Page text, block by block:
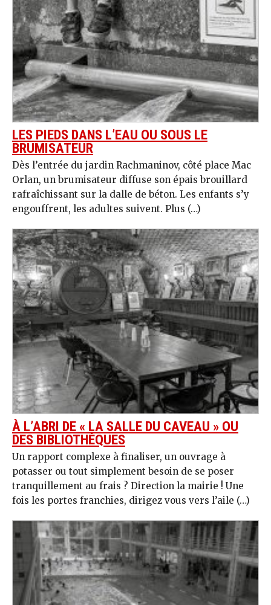
LES PIEDS DANS L’EAU OU SOUS LE
BRUMISATEUR
Dès l’entrée du jardin Rachmaninov, côté place Mac
Orlan, un brumisateur diffuse son épais brouillard
rafraîchissant sur la dalle de béton. Les enfants s’y
engouffrent, les adultes suivent. Plus (…)
À L’ABRI DE « LA SALLE DU CAVEAU » OU
DES BIBLIOTHÈQUES
Un rapport complexe à finaliser, un ouvrage à
potasser ou tout simplement besoin de se poser
tranquillement au frais ? Direction la mairie ! Une
fois les portes franchies, dirigez vous vers l’aile (…)